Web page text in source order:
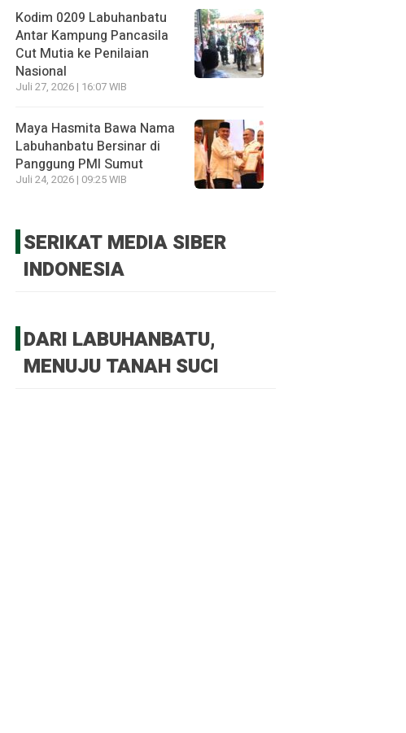
Kodim 0209 Labuhanbatu
Antar Kampung Pancasila
Cut Mutia ke Penilaian
Nasional
Juli 27, 2026 | 16:07 WIB
Maya Hasmita Bawa Nama
Labuhanbatu Bersinar di
Panggung PMI Sumut
Juli 24, 2026 | 09:25 WIB
SERIKAT MEDIA SIBER
INDONESIA
DARI LABUHANBATU,
MENUJU TANAH SUCI